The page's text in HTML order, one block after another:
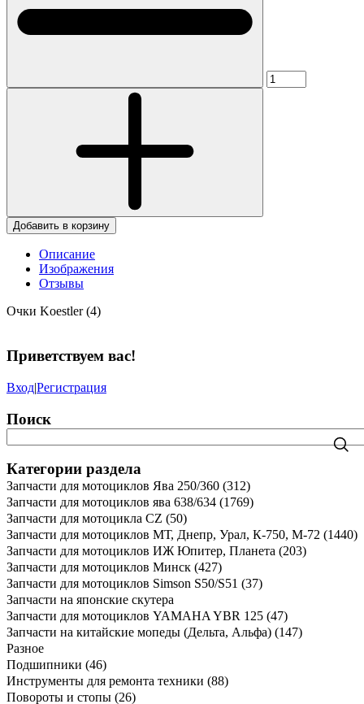
Добавить в корзину
Описание
Изображения
Отзывы
Очки Koestler (4)
Приветствуем вас!
Вход|Регистрация
Поиск
Категории раздела
Запчасти для мотоциклов Ява 250/360 (312)
Запчасти для мотоциклов ява 638/634 (1769)
Запчасти для мотоцикла CZ (50)
Запчасти для мотоциклов МТ, Днепр, Урал, К-750, М-72 (1440)
Запчасти для мотоциклов ИЖ Юпитер, Планета (203)
Запчасти для мотоциклов Минск (427)
Запчасти для мотоциклов Simson S50/S51 (37)
Запчасти на японские скутера
Запчасти для мотоциклов YAMAHA YBR 125 (47)
Запчасти на китайские мопеды (Дельта, Альфа) (147)
Разное
Подшипники (46)
Инструменты для ремонта техники (88)
Повороты и стопы (26)